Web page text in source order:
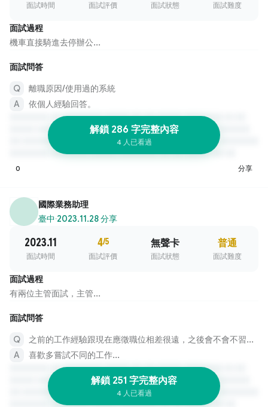
面試時間 面試評價 面試狀態 面試難度
面試過程
機車直接騎進去停辦公...
面試問答
離職原因/使用過的系統
依個人經驗回答。
解鎖 286 字完整內容
4 人已看過
0 分享
國際業務助理
臺中·2023.11.28 分享
2023.11
面試時間
4/5
面試評價
無聲卡
面試狀態
普通
面試難度
面試過程
有兩位主管面試，主管...
面試問答
之前的工作經驗跟現在應徵職位相差很遠，之後會不會不習慣？
喜歡多嘗試不同的工作...
解鎖 251 字完整內容
4 人已看過